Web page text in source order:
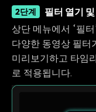
2단계 필터 열기
상단 메뉴에서 ‘필
다양한 동영상 필터
미리보기하고 타임
로 적용됩니다.